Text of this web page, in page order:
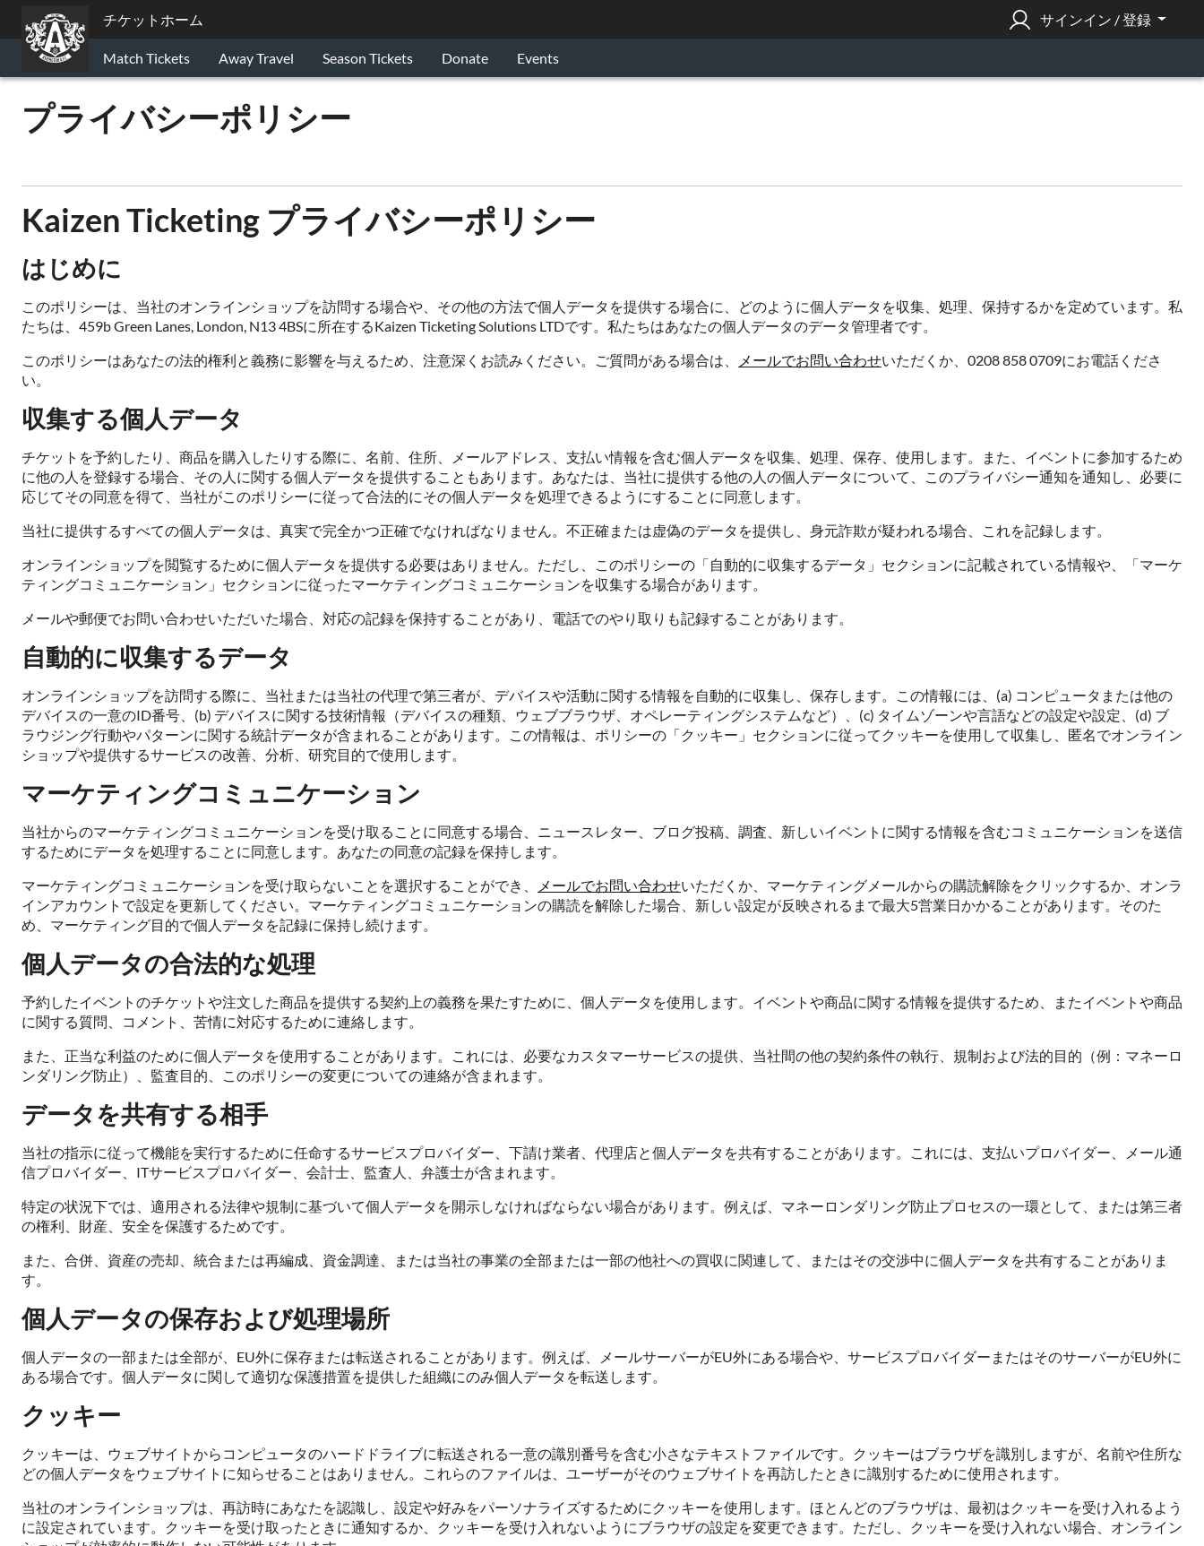
チケットホーム サインイン / 登録
Match Tickets Away Travel Season Tickets Donate Events
プライバシーポリシー
Kaizen Ticketing プライバシーポリシー
はじめに
このポリシーは、当社のオンラインショップを訪問する場合や、その他の方法で個人データを提供する場合に、どのように個人データを収集、処理、保持するかを定めています。私
たちは、459b Green Lanes, London, N13 4BSに所在するKaizen Ticketing Solutions LTDです。私たちはあなたの個人データのデータ管理者です。
このポリシーはあなたの法的権利と義務に影響を与えるため、注意深くお読みください。ご質問がある場合は、
メールでお問い合わせいただくか、0208 858 0709にお電話くださ
い。
収集する個人データ
チケットを予約したり、商品を購入したりする際に、名前、住所、メールアドレス、支払い情報を含む個人データを収集、処理、保存、使用します。また、イベントに参加するため
に他の人を登録する場合、その人に関する個人データを提供することもあります。あなたは、当社に提供する他の人の個人データについて、このプライバシー通知を通知し、必要に
応じてその同意を得て、当社がこのポリシーに従って合法的にその個人データを処理できるようにすることに同意します。
当社に提供するすべての個人データは、真実で完全かつ正確でなければなりません。不正確または虚偽のデータを提供し、身元詐欺が疑われる場合、これを記録します。
オンラインショップを閲覧するために個人データを提供する必要はありません。ただし、このポリシーの「自動的に収集するデータ」セクションに記載されている情報や、「マーケ
ティングコミュニケーション」セクションに従ったマーケティングコミュニケーションを収集する場合があります。
メールや郵便でお問い合わせいただいた場合、対応の記録を保持することがあり、電話でのやり取りも記録することがあります。
自動的に収集するデータ
オンラインショップを訪問する際に、当社または当社の代理で第三者が、デバイスや活動に関する情報を自動的に収集し、保存します。この情報には、(a) コンピュータまたは他の
デバイスの一意のID番号、(b) デバイスに関する技術情報（デバイスの種類、ウェブブラウザ、オペレーティングシステムなど）、(c) タイムゾーンや言語などの設定や設定、(d) ブ
ラウジング行動やパターンに関する統計データが含まれることがあります。この情報は、ポリシーの「クッキー」セクションに従ってクッキーを使用して収集し、匿名でオンライン
ショップや提供するサービスの改善、分析、研究目的で使用します。
マーケティングコミュニケーション
当社からのマーケティングコミュニケーションを受け取ることに同意する場合、ニュースレター、ブログ投稿、調査、新しいイベントに関する情報を含むコミュニケーションを送信
するためにデータを処理することに同意します。あなたの同意の記録を保持します。
マーケティングコミュニケーションを受け取らないことを選択することができ、
メールでお問い合わせいただくか、マーケティングメールからの購読解除をクリックするか、オンラ
インアカウントで設定を更新してください。マーケティングコミュニケーションの購読を解除した場合、新しい設定が反映されるまで最大5営業日かかることがあります。そのた
め、マーケティング目的で個人データを記録に保持し続けます。
個人データの合法的な処理
予約したイベントのチケットや注文した商品を提供する契約上の義務を果たすために、個人データを使用します。イベントや商品に関する情報を提供するため、またイベントや商品
に関する質問、コメント、苦情に対応するために連絡します。
また、正当な利益のために個人データを使用することがあります。これには、必要なカスタマーサービスの提供、当社間の他の契約条件の執行、規制および法的目的（例：マネーロ
ンダリング防止）、監査目的、このポリシーの変更についての連絡が含まれます。
データを共有する相手
当社の指示に従って機能を実行するために任命するサービスプロバイダー、下請け業者、代理店と個人データを共有することがあります。これには、支払いプロバイダー、メール通
信プロバイダー、ITサービスプロバイダー、会計士、監査人、弁護士が含まれます。
特定の状況下では、適用される法律や規制に基づいて個人データを開示しなければならない場合があります。例えば、マネーロンダリング防止プロセスの一環として、または第三者
の権利、財産、安全を保護するためです。
また、合併、資産の売却、統合または再編成、資金調達、または当社の事業の全部または一部の他社への買収に関連して、またはその交渉中に個人データを共有することがありま
す。
個人データの保存および処理場所
個人データの一部または全部が、EU外に保存または転送されることがあります。例えば、メールサーバーがEU外にある場合や、サービスプロバイダーまたはそのサーバーがEU外に
ある場合です。個人データに関して適切な保護措置を提供した組織にのみ個人データを転送します。
クッキー
クッキーは、ウェブサイトからコンピュータのハードドライブに転送される一意の識別番号を含む小さなテキストファイルです。クッキーはブラウザを識別しますが、名前や住所な
どの個人データをウェブサイトに知らせることはありません。これらのファイルは、ユーザーがそのウェブサイトを再訪したときに識別するために使用されます。
当社のオンラインショップは、再訪時にあなたを認識し、設定や好みをパーソナライズするためにクッキーを使用します。ほとんどのブラウザは、最初はクッキーを受け入れるよう
に設定されています。クッキーを受け取ったときに通知するか、クッキーを受け入れないようにブラウザの設定を変更できます。ただし、クッキーを受け入れない場合、オンライン